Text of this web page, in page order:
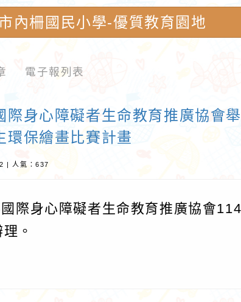
內柵國民小學-優質教育園地
電子報列表
際身心障礙者生命教育推廣協會
環保繪畫比賽計畫
| 人氣：637
際身心障礙者生命教育推廣協會
。